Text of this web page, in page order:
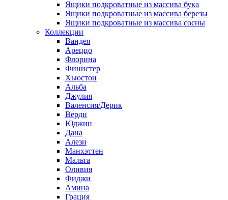
Ящики подкроватные из массива бука
Ящики подкроватные из массива березы
Ящики подкроватные из массива сосны
Коллекции
Вандея
Ареццо
Флорина
Финистер
Хьюстон
Альба
Джулия
Валенсия/Дерик
Верди
Юджин
Дана
Алези
Манхэттен
Мальта
Оливия
Фиджи
Амина
Грация